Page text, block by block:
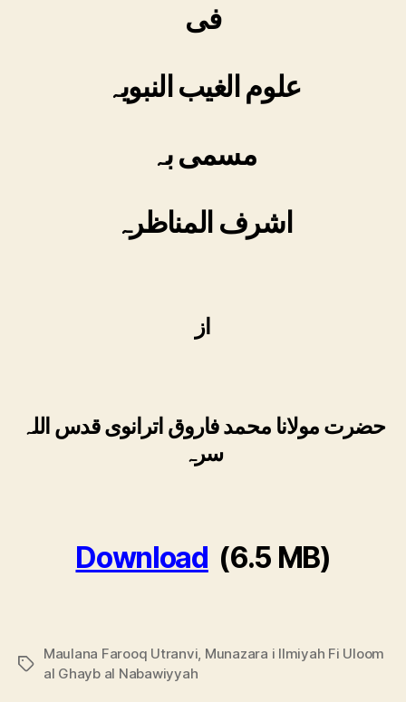
فی
علوم الغیب النبویہ
مسمی بہ
اشرف المناظرہ
از
حضرت مولانا محمد فاروق اترانوی قدس اللہ
سرہ
Download (6.5 MB)
Tags
Maulana Farooq Utranvi, Munazara i Ilmiyah Fi Uloom
al Ghayb al Nabawiyyah